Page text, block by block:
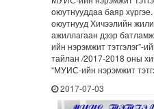
оюутнууддаа баяр хүргэе.
оюутнууд Хичээлийн
ажиллагаан дээр
ийн нэрэмжит тэтгэлэг”-
тайлан /2017-2018 оны
“МУИС-ийн нэрэмжит
2017-07-03